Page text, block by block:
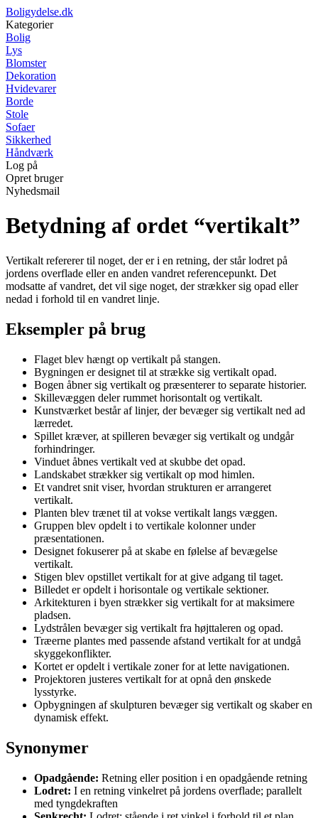
Boligydelse.dk
Kategorier
Bolig
Lys
Blomster
Dekoration
Hvidevarer
Borde
Stole
Sofaer
Sikkerhed
Håndværk
Log på
Opret bruger
Nyhedsmail
Betydning af ordet “vertikalt”
Vertikalt refererer til noget, der er i en retning, der står lodret på
jordens overflade eller en anden vandret referencepunkt. Det
modsatte af vandret, det vil sige noget, der strækker sig opad eller
nedad i forhold til en vandret linje.
Eksempler på brug
Flaget blev hængt op vertikalt på stangen.
Bygningen er designet til at strække sig vertikalt opad.
Bogen åbner sig vertikalt og præsenterer to separate historier.
Skillevæggen deler rummet horisontalt og vertikalt.
Kunstværket består af linjer, der bevæger sig vertikalt ned ad
lærredet.
Spillet kræver, at spilleren bevæger sig vertikalt og undgår
forhindringer.
Vinduet åbnes vertikalt ved at skubbe det opad.
Landskabet strækker sig vertikalt op mod himlen.
Et vandret snit viser, hvordan strukturen er arrangeret
vertikalt.
Planten blev trænet til at vokse vertikalt langs væggen.
Gruppen blev opdelt i to vertikale kolonner under
præsentationen.
Designet fokuserer på at skabe en følelse af bevægelse
vertikalt.
Stigen blev opstillet vertikalt for at give adgang til taget.
Billedet er opdelt i horisontale og vertikale sektioner.
Arkitekturen i byen strækker sig vertikalt for at maksimere
pladsen.
Lydstrålen bevæger sig vertikalt fra højttaleren og opad.
Træerne plantes med passende afstand vertikalt for at undgå
skyggekonflikter.
Kortet er opdelt i vertikale zoner for at lette navigationen.
Projektoren justeres vertikalt for at opnå den ønskede
lysstyrke.
Opbygningen af skulpturen bevæger sig vertikalt og skaber en
dynamisk effekt.
Synonymer
Opadgående: Retning eller position i en opadgående retning
Lodret: I en retning vinkelret på jordens overflade; parallelt
med tyngdekraften